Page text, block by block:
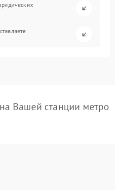
Вашей станции метро